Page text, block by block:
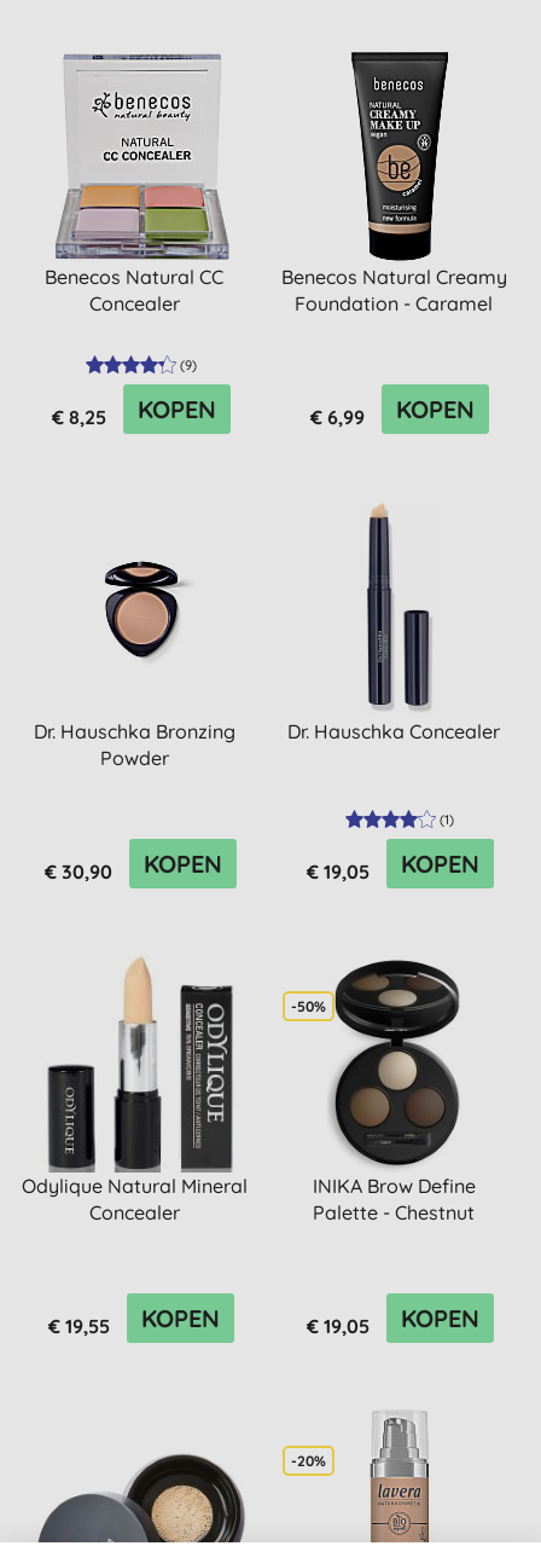
Benecos Natural CC
Concealer
(9)
€ 8,25 KOPEN
Benecos Natural Creamy
Foundation - Caramel
€ 6,99 KOPEN
Dr. Hauschka Bronzing
Powder
€ 30,90 KOPEN
Dr. Hauschka Concealer
(1)
€ 19,05 KOPEN
Odylique Natural Mineral
Concealer
€ 19,55 KOPEN
-50%
INIKA Brow Define
Palette - Chestnut
€ 19,05 KOPEN
-20%